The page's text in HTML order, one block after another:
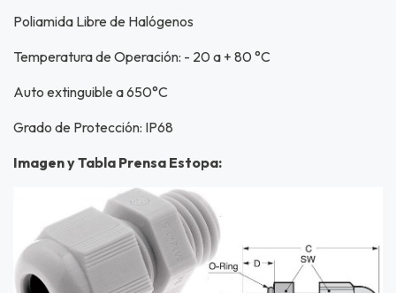
Poliamida Libre de Halógenos
Temperatura de Operación: - 20 a + 80 °C
Auto extinguible a 650°C
Grado de Protección: IP68
Imagen y Tabla Prensa Estopa: